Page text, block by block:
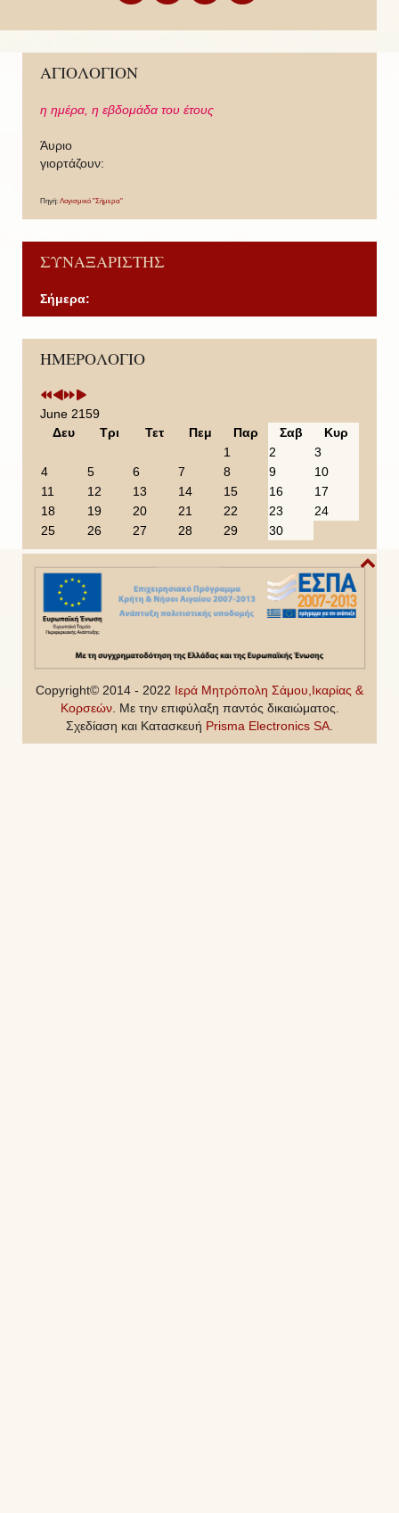
ΑΓΙΟΛΟΓΙΟΝ
η ημέρα, η εβδομάδα του έτους
Άυριο
γιορτάζουν:
Πηγή: Λογισμικό "Σήμερα"
ΣΥΝΑΞΑΡΙΣΤΗΣ
Σήμερα:
ΗΜΕΡΟΛΟΓΙΟ
P
r
v
i
e
a
r
P
r
v
i
o
o
n
t
h
N
e
t
Y
e
N
e
t
M
June 2159
Δευ
Τρι Τετ Πεμ Παρ Σαβ
Κυρ
1
2
3
4
5 6 7 8 9
10
11
12 13 14 15 16
17
18
19 20 21 22 23
24
25
26 27 28 29 30
Copyright© 2014 - 2022 Ιερά Μητρόπολη Σάμου,Ικαρίας &
Κορσεών. Με την επιφύλαξη παντός δικαιώματος.
Σχεδίαση και Κατασκευή Prisma Electronics SA.